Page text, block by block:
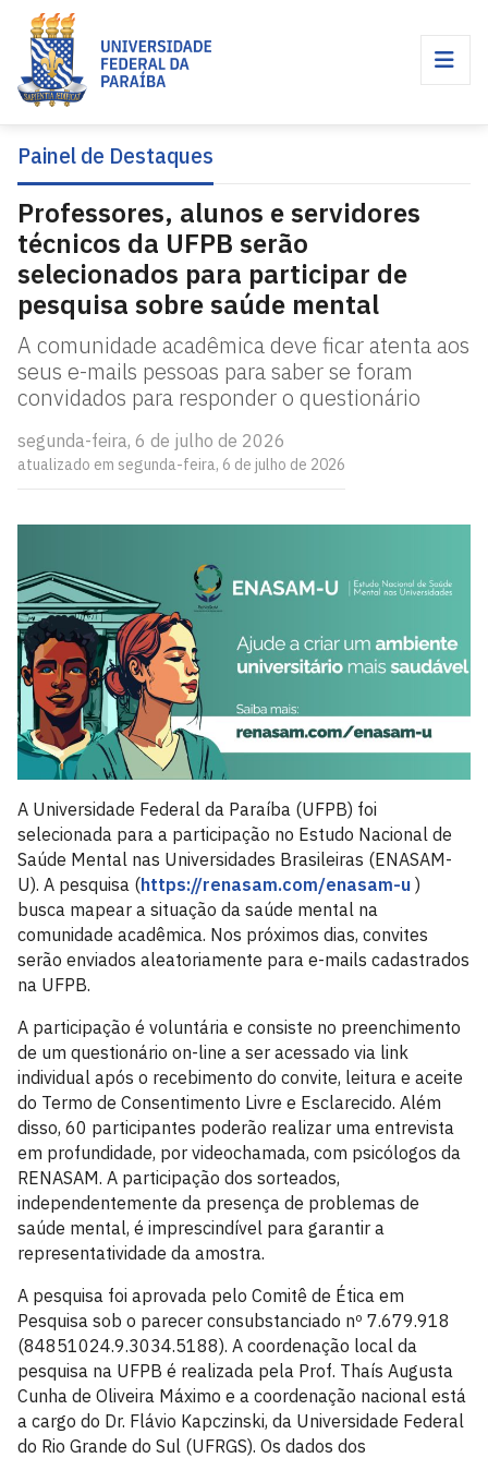
Painel de Destaques
Professores, alunos e servidores
técnicos da UFPB serão
selecionados para participar de
pesquisa sobre saúde mental
A comunidade acadêmica deve ficar atenta aos
seus e-mails pessoas para saber se foram
convidados para responder o questionário
segunda-feira, 6 de julho de 2026
atualizado em segunda-feira, 6 de julho de 2026
A Universidade Federal da Paraíba (UFPB) foi
selecionada para a participação no Estudo Nacional de
Saúde Mental nas Universidades Brasileiras (ENASAM-
U). A pesquisa (https://renasam.com/enasam-u )
busca mapear a situação da saúde mental na
comunidade acadêmica. Nos próximos dias, convites
serão enviados aleatoriamente para e-mails cadastrados
na UFPB.
A participação é voluntária e consiste no preenchimento
de um questionário on-line a ser acessado via link
individual após o recebimento do convite, leitura e aceite
do Termo de Consentimento Livre e Esclarecido. Além
disso, 60 participantes poderão realizar uma entrevista
em profundidade, por videochamada, com psicólogos da
RENASAM. A participação dos sorteados,
independentemente da presença de problemas de
saúde mental, é imprescindível para garantir a
representatividade da amostra.
A pesquisa foi aprovada pelo Comitê de Ética em
Pesquisa sob o parecer consubstanciado nº 7.679.918
(84851024.9.3034.5188). A coordenação local da
pesquisa na UFPB é realizada pela Prof. Thaís Augusta
Cunha de Oliveira Máximo e a coordenação nacional está
a cargo do Dr. Flávio Kapczinski, da Universidade Federal
do Rio Grande do Sul (UFRGS). Os dados dos